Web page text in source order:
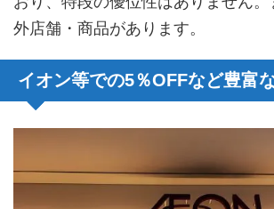
外店舗・商品があります。
イオン等での5％OFFなど豊富